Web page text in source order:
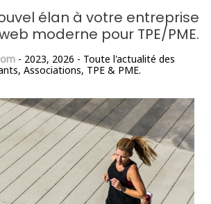
élan à votre entreprise
moderne pour TPE/PME.
- 2023, 2026 - Toute l'actualité des
Associations, TPE & PME.